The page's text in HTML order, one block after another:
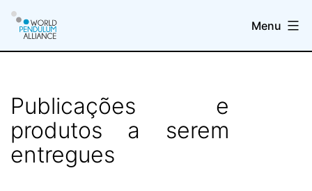
Skip
content
Menu
Publicações e
produtos a serem
entregues